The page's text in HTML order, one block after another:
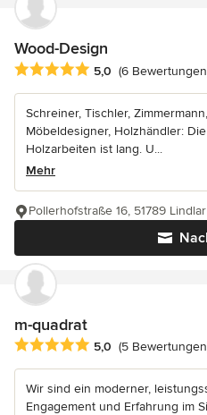
Wood-Design
Durchschnittliche Bewertung:
5,0 (6
Schreiner, Tischler,
Möbeldesigner, Holzhändler:
Holzarbeiten ist lang. U...
Mehr
Pollerhofstraße 16, 51789 Lindlar
m-quadrat
Durchschnittliche Bewertung:
5,0 (5
Wir sind ein moderner,
Engagement und Erfahrung im